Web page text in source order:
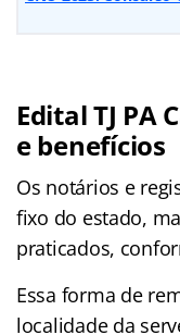
Edital TJ PA
e benefícios
Os notários e
fixo do estado,
praticados,
Essa forma de
localidade da